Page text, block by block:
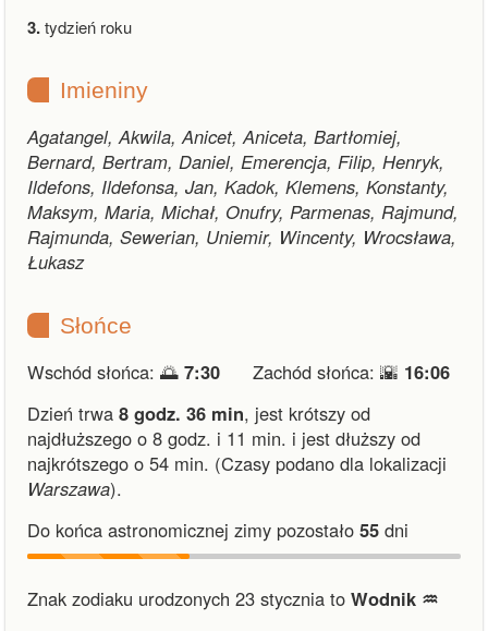
3.tydzień roku
Imieniny
Agatangel, Akwila, Anicet, Aniceta, Bartłomiej,
Bernard, Bertram, Daniel, Emerencja, Filip, Henryk,
Ildefons, Ildefonsa, Jan, Kadok, Klemens, Konstanty,
Maksym, Maria, Michał, Onufry, Parmenas, Rajmund,
Rajmunda, Sewerian, Uniemir, Wincenty, Wrocsława,
Łukasz
Słońce
Wschód słońca: 🌅 7:30 Zachód słońca: 🌇 16:06
Dzień trwa 8 godz. 36 min, jest krótszy od
najdłuższego o 8 godz. i 11 min. i jest dłuższy od
najkrótszego o 54 min. (Czasy podano dla lokalizacji
Warszawa).
Do końca astronomicznej zimy pozostało 55 dni
Znak zodiaku urodzonych 23 stycznia to Wodnik ♒︎